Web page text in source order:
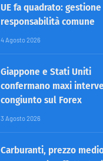
UE fa quadrato:
responsabilità comune
4 Agosto 2026
Giappone e Stati Uniti
confermano maxi
congiunto sul Forex
3 Agosto 2026
Carburanti, prezzo